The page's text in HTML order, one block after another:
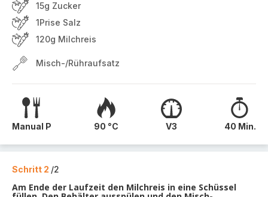
15g Zucker
1Prise Salz
120g Milchreis
Misch-/Rühraufsatz
Manual P 90 °C V3 40 Min.
Schritt 2 /2
Am Ende der Laufzeit den Milchreis in eine Schüssel